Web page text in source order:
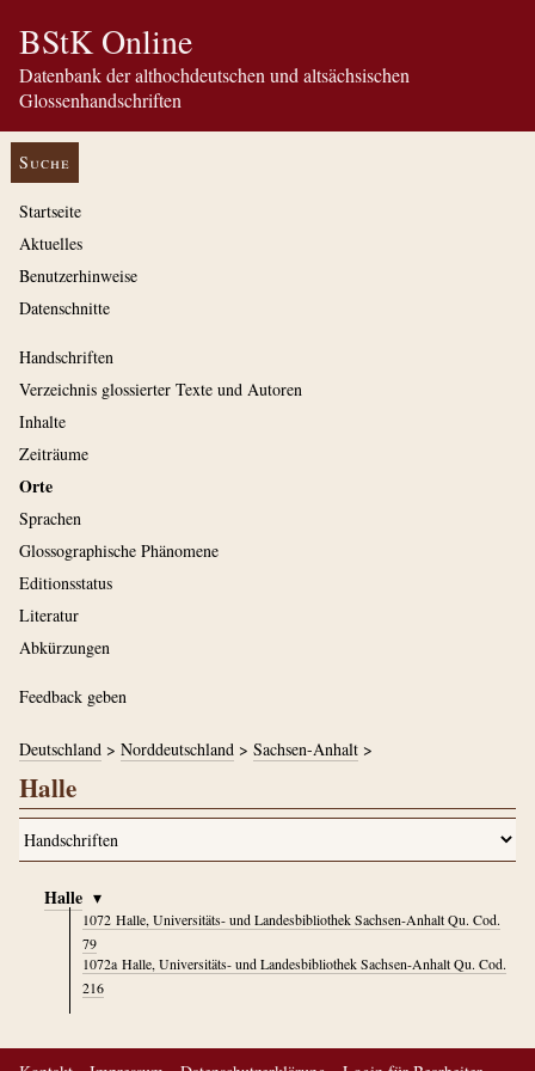
BStK Online
Datenbank der althochdeutschen und altsächsischen
Glossenhandschriften
Suche
Startseite
Aktuelles
Benutzerhinweise
Datenschnitte
Handschriften
Verzeichnis glossierter Texte und Autoren
Inhalte
Zeiträume
Orte
Sprachen
Glossographische Phänomene
Editionsstatus
Literatur
Abkürzungen
Feedback geben
Deutschland > Norddeutschland > Sachsen-Anhalt >
Halle
Halle ▾
1072 Halle, Universitäts- und Landesbibliothek Sachsen-Anhalt Qu. Cod.
79
1072a Halle, Universitäts- und Landesbibliothek Sachsen-Anhalt Qu. Cod.
216